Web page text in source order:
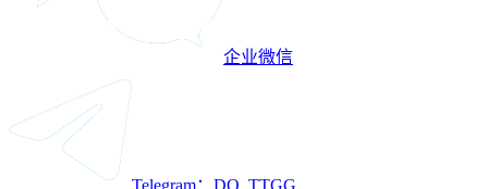
企业微信
Telegram：DO_TTGG